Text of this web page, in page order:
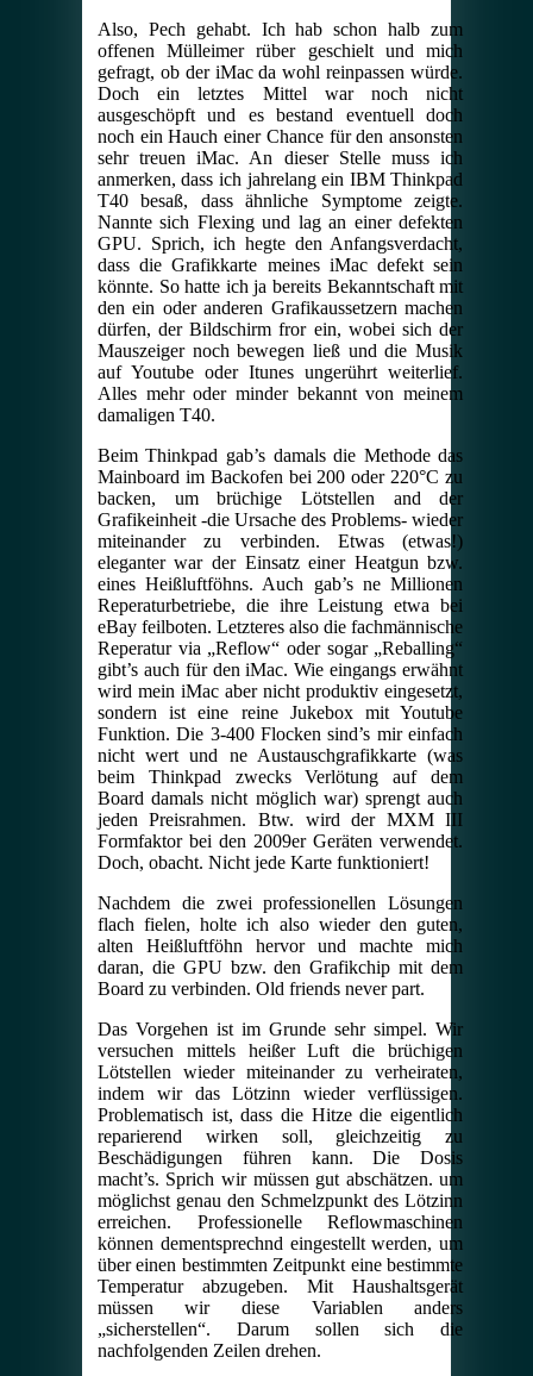
Also, Pech gehabt. Ich hab schon halb zum
offenen Mülleimer rüber geschielt und mich
gefragt, ob der iMac da wohl reinpassen würde.
Doch ein letztes Mittel war noch nicht
ausgeschöpft und es bestand eventuell doch
noch ein Hauch einer Chance für den ansonsten
sehr treuen iMac. An dieser Stelle muss ich
anmerken, dass ich jahrelang ein IBM Thinkpad
T40 besaß, dass ähnliche Symptome zeigte.
Nannte sich Flexing und lag an einer defekten
GPU. Sprich, ich hegte den Anfangsverdacht,
dass die Grafikkarte meines iMac defekt sein
könnte. So hatte ich ja bereits Bekanntschaft mit
den ein oder anderen Grafikaussetzern machen
dürfen, der Bildschirm fror ein, wobei sich der
Mauszeiger noch bewegen ließ und die Musik
auf Youtube oder Itunes ungerührt weiterlief.
Alles mehr oder minder bekannt von meinem
damaligen T40.
Beim Thinkpad gab’s damals die Methode das
Mainboard im Backofen bei 200 oder 220°C zu
backen, um brüchige Lötstellen and der
Grafikeinheit -die Ursache des Problems- wieder
miteinander zu verbinden. Etwas (etwas!)
eleganter war der Einsatz einer Heatgun bzw.
eines Heißluftföhns. Auch gab’s ne Millionen
Reperaturbetriebe, die ihre Leistung etwa bei
eBay feilboten. Letzteres also die fachmännische
Reperatur via „Reflow“ oder sogar „Reballing“
gibt’s auch für den iMac. Wie eingangs erwähnt
wird mein iMac aber nicht produktiv eingesetzt,
sondern ist eine reine Jukebox mit Youtube
Funktion. Die 3-400 Flocken sind’s mir einfach
nicht wert und ne Austauschgrafikkarte (was
beim Thinkpad zwecks Verlötung auf dem
Board damals nicht möglich war) sprengt auch
jeden Preisrahmen. Btw. wird der MXM III
Formfaktor bei den 2009er Geräten verwendet.
Doch, obacht. Nicht jede Karte funktioniert!
Nachdem die zwei professionellen Lösungen
flach fielen, holte ich also wieder den guten,
alten Heißluftföhn hervor und machte mich
daran, die GPU bzw. den Grafikchip mit dem
Board zu verbinden. Old friends never part.
Das Vorgehen ist im Grunde sehr simpel. Wir
versuchen mittels heißer Luft die brüchigen
Lötstellen wieder miteinander zu verheiraten,
indem wir das Lötzinn wieder verflüssigen.
Problematisch ist, dass die Hitze die eigentlich
reparierend wirken soll, gleichzeitig zu
Beschädigungen führen kann. Die Dosis
macht’s. Sprich wir müssen gut abschätzen. um
möglichst genau den Schmelzpunkt des Lötzinn
erreichen. Professionelle Reflowmaschinen
können dementsprechnd eingestellt werden, um
über einen bestimmten Zeitpunkt eine bestimmte
Temperatur abzugeben. Mit Haushaltsgerät
müssen wir diese Variablen anders
„sicherstellen“. Darum sollen sich die
nachfolgenden Zeilen drehen.